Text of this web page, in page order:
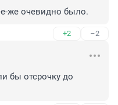
же очевидно было.
+2 –2
бы отсрочку до